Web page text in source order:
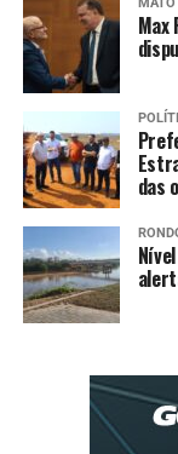
RELATED TOPICS:
FORAGIDO
POLICIA-NACIONAL
UP NEXT
PF apura caso
DON'T MISS
Desfiles do
potentes
Max
das